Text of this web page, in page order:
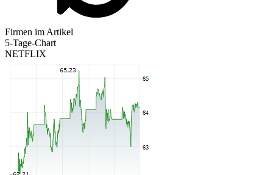
Firmen im Artikel
5-Tage-Chart
NETFLIX